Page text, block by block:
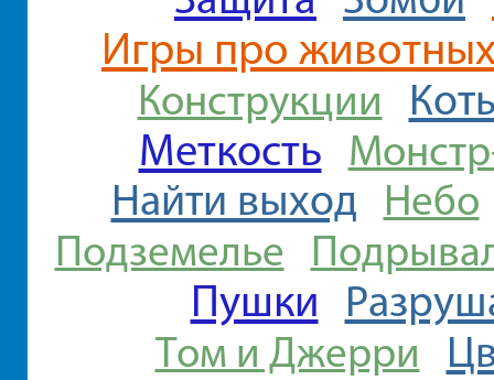
Игры про
Конструкции
Меткость
Найти выход Небо
Подземелье
Пушки
Том и Джерри